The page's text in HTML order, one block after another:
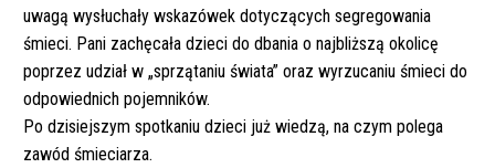
uwagą wysłuchały wskazówek dotyczących segregowania
śmieci. Pani zachęcała dzieci do dbania o najbliższą okolicę
poprzez udział w „sprzątaniu świata” oraz wyrzucaniu śmieci do
odpowiednich pojemników.
Po dzisiejszym spotkaniu dzieci już wiedzą, na czym polega
zawód śmieciarza.